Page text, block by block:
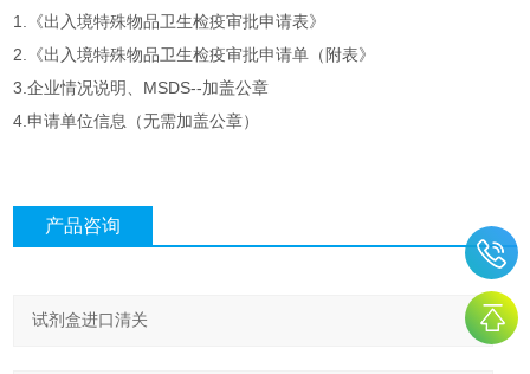
1.《出入境特殊物品卫生检疫审批申请表》
2.《出入境特殊物品卫生检疫审批申请单（附表》
3.企业情况说明、MSDS--加盖公章
4.申请单位信息（无需加盖公章）
产品咨询